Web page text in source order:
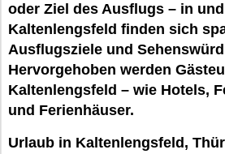
oder Ziel des Ausflugs – in
Kaltenlengsfeld finden sich
Ausflugsziele und
Hervorgehoben werden
Kaltenlengsfeld – wie Hotels,
und Ferienhäuser.
Urlaub in Kaltenlengsfeld,